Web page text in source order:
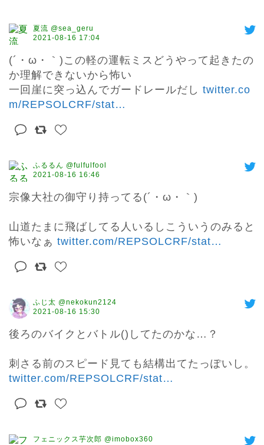
夏流 @sea_geru
2021-08-16 17:04
(´・ω・｀)この軽の運転ミスどうやって起きたの
か理解できないから怖い
一回崖に突っ込んでガードレールだし twitter.co
m/REPSOLCRF/stat…
ふるるん @fulfulfool
2021-08-16 16:46
宗像大社の御守り持ってる(´・ω・｀)
山道たまに飛ばしてる人いるしこういうのみると
怖いなぁ twitter.com/REPSOLCRF/stat…
ふじ太 @nekokun2124
2021-08-16 15:30
後ろのバイクとバトル()してたのかな…？
twitter.com/REPSOLCRF/stat…
フェニックス芋次郎 @imobox360